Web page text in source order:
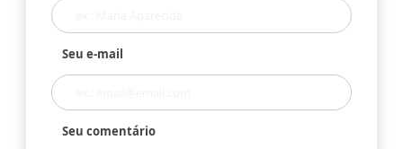
Seu e-mail
Seu comentário